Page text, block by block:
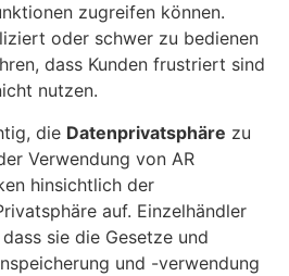
zugreifen können.
oder schwer zu bedienen
dass Kunden frustriert sind
nutzen.
die Datenprivatsphäre zu
Verwendung von AR
hinsichtlich der
auf. Einzelhändler
sie die Gesetze und
und -verwendung